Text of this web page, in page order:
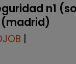
n1
|